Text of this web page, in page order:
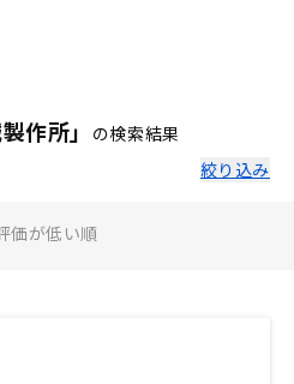
作所」
の検索結果
絞り込み
価が低い順